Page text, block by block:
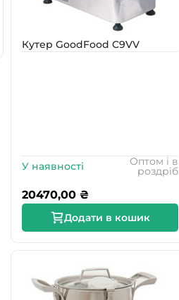
Кутер GoodFood C9VV
У наявності Оптом і в
роздріб
20470,00 ₴
Додати в кошик